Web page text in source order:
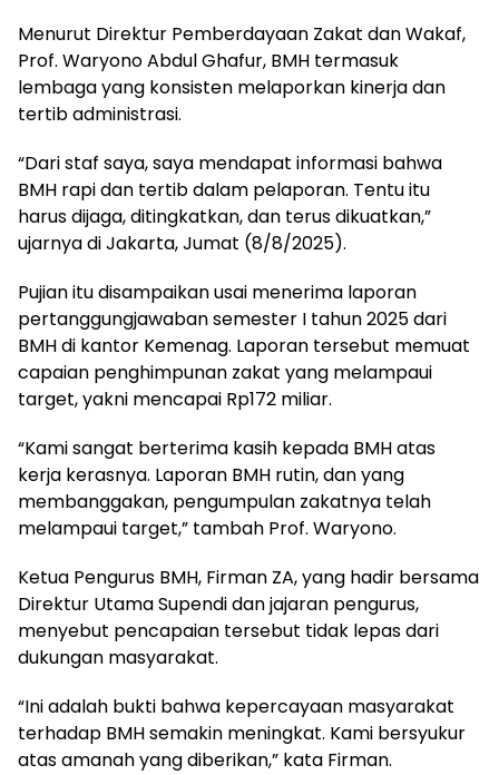
Menurut Direktur Pemberdayaan Zakat dan Wakaf,
Prof. Waryono Abdul Ghafur, BMH termasuk
lembaga yang konsisten melaporkan kinerja dan
tertib administrasi.
“Dari staf saya, saya mendapat informasi bahwa
BMH rapi dan tertib dalam pelaporan. Tentu itu
harus dijaga, ditingkatkan, dan terus dikuatkan,”
ujarnya di Jakarta, Jumat (8/8/2025).
Pujian itu disampaikan usai menerima laporan
pertanggungjawaban semester I tahun 2025 dari
BMH di kantor Kemenag. Laporan tersebut memuat
capaian penghimpunan zakat yang melampaui
target, yakni mencapai Rp172 miliar.
“Kami sangat berterima kasih kepada BMH atas
kerja kerasnya. Laporan BMH rutin, dan yang
membanggakan, pengumpulan zakatnya telah
melampaui target,” tambah Prof. Waryono.
Ketua Pengurus BMH, Firman ZA, yang hadir bersama
Direktur Utama Supendi dan jajaran pengurus,
menyebut pencapaian tersebut tidak lepas dari
dukungan masyarakat.
“Ini adalah bukti bahwa kepercayaan masyarakat
terhadap BMH semakin meningkat. Kami bersyukur
atas amanah yang diberikan,” kata Firman.